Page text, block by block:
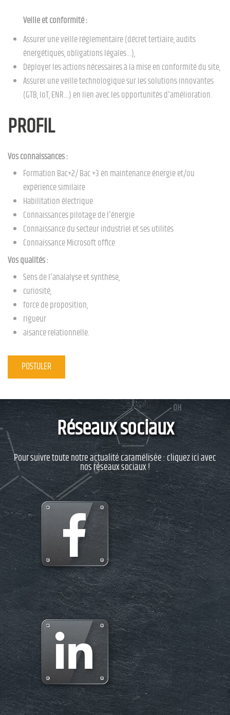
Veille et conformité :
Assurer une veille réglementaire (décret tertiaire, audits
énergétiques, obligations légales…),
Déployer les actions nécessaires à la mise en conformité du site,
Assurer une veille technologique sur les solutions innovantes
(GTB, IoT, ENR…) en lien avec les opportunités d'amélioration.
PROFIL
Vos connaissances :
Formation Bac+2/ Bac +3 en maintenance énergie et/ou
expérience similaire
Habilitation électrique
Connaissances pilotage de l'énergie
Connaissance du secteur industriel et ses utilités
Connaissance Microsoft office
Vos qualités :
Sens de l'analalyse et synthèse,
curiosité,
force de proposition,
rigueur
aisance relationnelle.
POSTULER
Réseaux sociaux
Pour suivre toute notre actualité caramélisée : cliquez ici avec
nos réseaux sociaux !